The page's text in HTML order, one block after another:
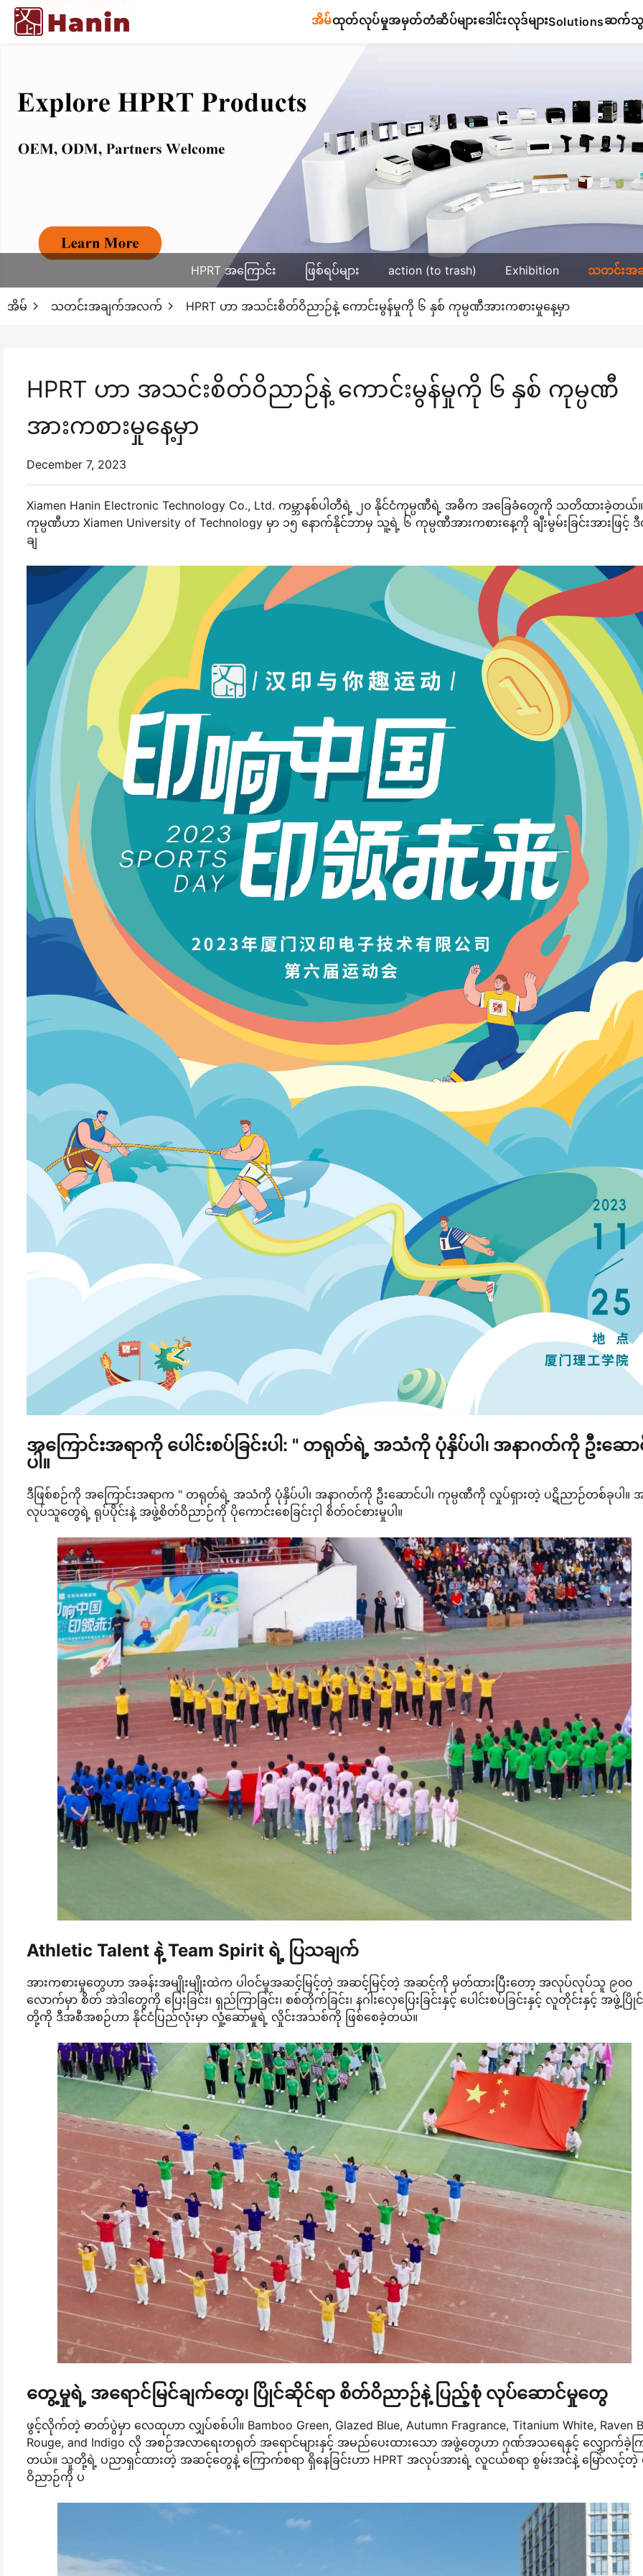
အိမ်ထုတ်လုပ်မှုအမှတ်တံဆိပ်များဒေါင်းလုဒ်များSolutionsဆက်
HPRT အကြောင်း ဖြစ်ရပ်များ action (to trash) Exhibition သတင်းအ
အိမ် သတင်းအချက်အလက် HPRT ဟာ အသင်းစိတ်ဝိညာဉ်နဲ့ ကောင်းမွန်မှုကို ၆ နှစ် ကုမ္ပဏီအားကစားမှုနေ့မှာ
HPRT ဟာ အသင်းစိတ်ဝိညာဉ်နဲ့ ကောင်းမွန်မှုကို ၆ နှစ် ကုမ္ပဏီ
အားကစားမှုနေ့မှာ
December 7, 2023
Xiamen Hanin Electronic Technology Co., Ltd. ကမ္ဘာနစ်ပါတီရဲ့ ၂၀ နိုင်ငံကုမ္ပဏီရဲ့ အဓိက အခြေခံတွေကို သတိထားခဲ့တယ်။
ကုမ္ပဏီဟာ Xiamen University of Technology မှာ ၁၅ နောက်နိုင်ဘာမှ သူ့ရဲ့ ၆ ကုမ္ပဏီအားကစားနေ့ကို ချီးမွမ်းခြင်းအားဖြင့် ဒီ
ချ
အကြောင်းအရာကို ပေါင်းစပ်ခြင်းပါ: " တရုတ်ရဲ့ အသံကို ပုံနှိပ်ပါ၊ အနာဂတ်ကို ဦးဆေ
ပါ။
ဒီဖြစ်စဉ်ကို အကြောင်းအရာက " တရုတ်ရဲ့ အသံကို ပုံနှိပ်ပါ၊ အနာဂတ်ကို ဦးဆောင်ပါ၊ ကုမ္ပဏီကို လှုပ်ရှားတဲ့ ပဋိညာဉ်တစ်ခုပါ။
လုပ်သူတွေရဲ့ ရုပ်ပိုင်းနဲ့ အဖွဲ့စိတ်ဝိညာဉ်ကို ပိုကောင်းစေခြင်းငှါ စိတ်ဝင်စားမှုပါ။
Athletic Talent နဲ့ Team Spirit ရဲ့ ပြသချက်
အားကစားမှုတွေဟာ အခန်းအမျိုးမျိုးထဲက ပါဝင်မှုအဆင့်မြင့်တဲ့ အဆင့်မြင့်တဲ့ အဆင့်ကို မှတ်ထားပြီးတော့ အလုပ်လုပ်သူ ၉၀၀
လောက်မှာ စိတ် အဲဒါတွေကို ပြေးခြင်း၊ ရှည်ကြာခြင်း၊ စစ်တိုက်ခြင်း၊ နဂါးလှေပြေးခြင်းနှင့် ပေါင်းစပ်ခြင်းနှင့် လူတိုင်းနှင့် အဖွဲ့ပြိုင်
တို့ကို ဒီအစီအစဉ်ဟာ နိုင်ငံပြည်လုံးမှာ လှုံ့ဆော်မှုရဲ့ လှိုင်းအသစ်ကို ဖြစ်စေခဲ့တယ်။
တွေ့မှုရဲ့ အရောင်မြင်ချက်တွေ၊ ပြိုင်ဆိုင်ရာ စိတ်ဝိညာဉ်နဲ့ ပြည့်စုံ လုပ်ဆောင်မှုတွေ
ဖွင့်လိုက်တဲ့ ဓာတ်ပွဲမှာ လေထုဟာ လျှပ်စစ်ပါ။ Bamboo Green, Glazed Blue, Autumn Fragrance, Titanium White, Raven
Rouge, and Indigo လို အစဉ်အလာရေးတရုတ် အရောင်များနှင့် အမည်ပေးထားသော အဖွဲ့တွေဟာ ဂုဏ်အသရေနှင့် လျှောက်ခဲ့က
တယ်။ သူတို့ရဲ့ ပညာရှင်ထားတဲ့ အဆင့်တွေနဲ့ ကြောက်စရာ ရှိနေခြင်းဟာ HPRT အလုပ်အားရဲ့ လူငယ်စရာ စွမ်းအင်နဲ့ မြော်လင့်
ဝိညာဉ်ကို ပ